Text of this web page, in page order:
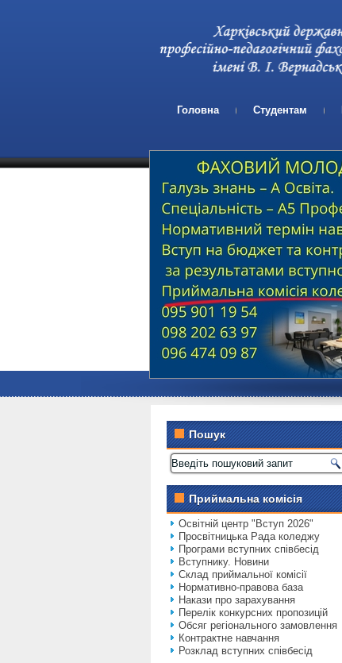
Головна Студентам
Пошук
Приймальна комісія
Освітній центр "Вступ 2026"
Просвітницька Рада коледжу
Програми вступних співбесід
Вступнику. Новини
Склад приймальної комісії
Нормативно-правова база
Накази про зарахування
Перелік конкурсних пропозицій
Обсяг регіонального замовлення
Контрактне навчання
Розклад вступних співбесід